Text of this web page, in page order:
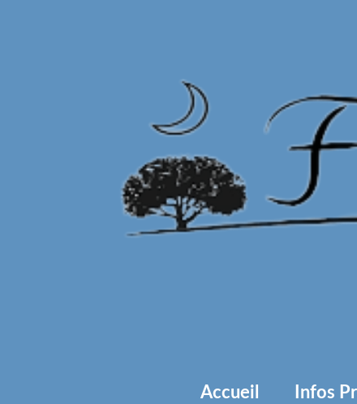
Accueil Infos